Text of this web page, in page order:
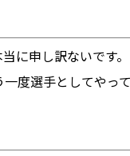
に申し訳ないです。
度選手としてやって